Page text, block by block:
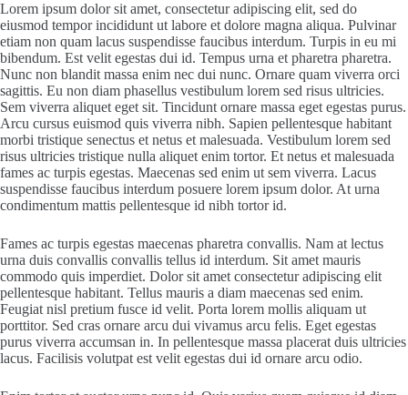
Lorem ipsum dolor sit amet, consectetur adipiscing elit, sed do
eiusmod tempor incididunt ut labore et dolore magna aliqua. Pulvinar
etiam non quam lacus suspendisse faucibus interdum. Turpis in eu mi
bibendum. Est velit egestas dui id. Tempus urna et pharetra pharetra.
Nunc non blandit massa enim nec dui nunc. Ornare quam viverra orci
sagittis. Eu non diam phasellus vestibulum lorem sed risus ultricies.
Sem viverra aliquet eget sit. Tincidunt ornare massa eget egestas purus.
Arcu cursus euismod quis viverra nibh. Sapien pellentesque habitant
morbi tristique senectus et netus et malesuada. Vestibulum lorem sed
risus ultricies tristique nulla aliquet enim tortor. Et netus et malesuada
fames ac turpis egestas. Maecenas sed enim ut sem viverra. Lacus
suspendisse faucibus interdum posuere lorem ipsum dolor. At urna
condimentum mattis pellentesque id nibh tortor id.
Fames ac turpis egestas maecenas pharetra convallis. Nam at lectus
urna duis convallis convallis tellus id interdum. Sit amet mauris
commodo quis imperdiet. Dolor sit amet consectetur adipiscing elit
pellentesque habitant. Tellus mauris a diam maecenas sed enim.
Feugiat nisl pretium fusce id velit. Porta lorem mollis aliquam ut
porttitor. Sed cras ornare arcu dui vivamus arcu felis. Eget egestas
purus viverra accumsan in. In pellentesque massa placerat duis ultricies
lacus. Facilisis volutpat est velit egestas dui id ornare arcu odio.